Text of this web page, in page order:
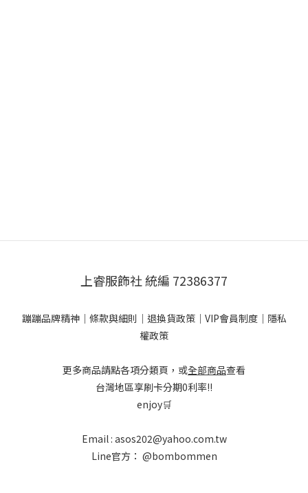
上睿服飾社 統編 72386377
蹦蹦品牌精神｜ 條款與細則 ｜ 退換貨政策｜ VIP會員制度｜ 隱私
權政策
更多商品請點各項分類頁，或全部商品查看
台灣地區享刷卡分期0利率!!
enjoy🛒
Email : asos202@yahoo.com.tw
Line官方： @bombommen